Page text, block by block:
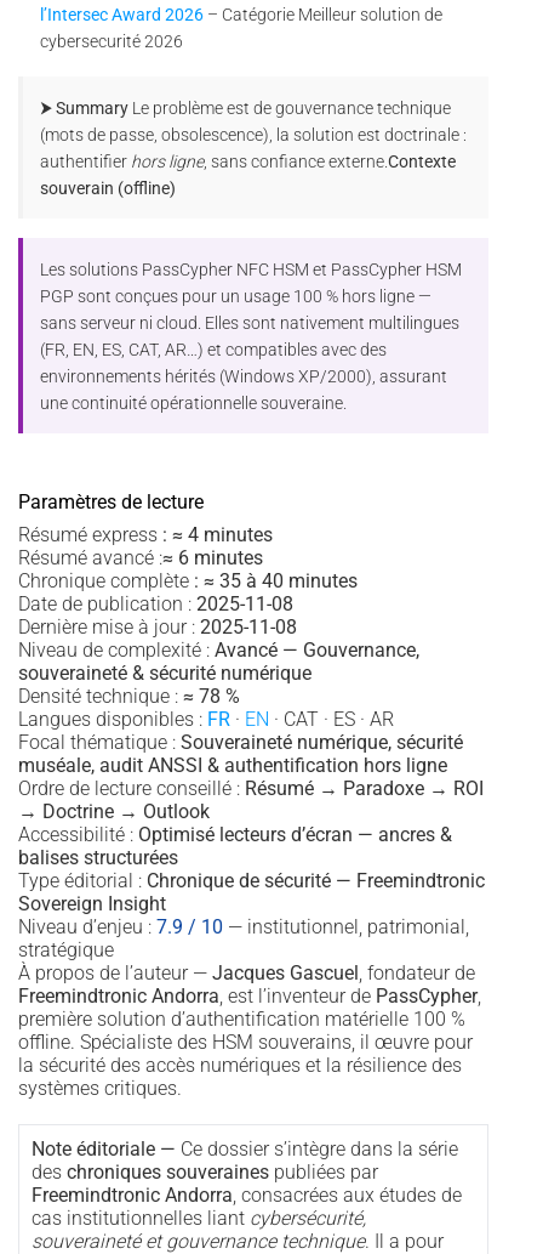
l’Intersec Award 2026 – Catégorie Meilleur solution de
cybersecurité 2026
⮞ Summary Le problème est de gouvernance technique
(mots de passe, obsolescence), la solution est doctrinale :
authentifier hors ligne, sans confiance externe.Contexte
souverain (offline)
Les solutions PassCypher NFC HSM et PassCypher HSM
PGP sont conçues pour un usage 100 % hors ligne —
sans serveur ni cloud. Elles sont nativement multilingues
(FR, EN, ES, CAT, AR…) et compatibles avec des
environnements hérités (Windows XP/2000), assurant
une continuité opérationnelle souveraine.
Paramètres de lecture
Résumé express : ≈ 4 minutes
Résumé avancé :≈ 6 minutes
Chronique complète : ≈ 35 à 40 minutes
Date de publication : 2025-11-08
Dernière mise à jour : 2025-11-08
Niveau de complexité : Avancé — Gouvernance,
souveraineté & sécurité numérique
Densité technique : ≈ 78 %
Langues disponibles : FR · EN · CAT · ES · AR
Focal thématique : Souveraineté numérique, sécurité
muséale, audit ANSSI & authentification hors ligne
Ordre de lecture conseillé : Résumé → Paradoxe → ROI
→ Doctrine → Outlook
Accessibilité : Optimisé lecteurs d’écran — ancres &
balises structurées
Type éditorial : Chronique de sécurité — Freemindtronic
Sovereign Insight
Niveau d’enjeu : 7.9 / 10 — institutionnel, patrimonial,
stratégique
À propos de l’auteur — Jacques Gascuel , fondateur de
Freemindtronic Andorra , est l’inventeur de PassCypher,
première solution d’authentification matérielle 100 %
offline. Spécialiste des HSM souverains, il œuvre pour
la sécurité des accès numériques et la résilience des
systèmes critiques.
Note éditoriale — Ce dossier s’intègre dans la série
des chroniques souverainespubliées par
Freemindtronic Andorra, consacrées aux études de
cas institutionnelles liant cybersécurité,
souveraineté et gouvernance technique. Il a pour